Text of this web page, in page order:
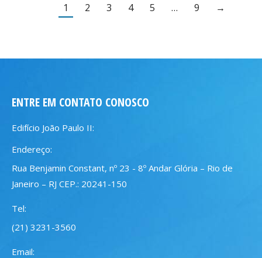
1 2 3 4 5 … 9 →
ENTRE EM CONTATO CONOSCO
Edifício João Paulo II:
Endereço:
Rua Benjamin Constant, nº 23 - 8º Andar Glória – Rio de
Janeiro – RJ CEP.: 20241-150
Tel:
(21) 3231-3560
Email: